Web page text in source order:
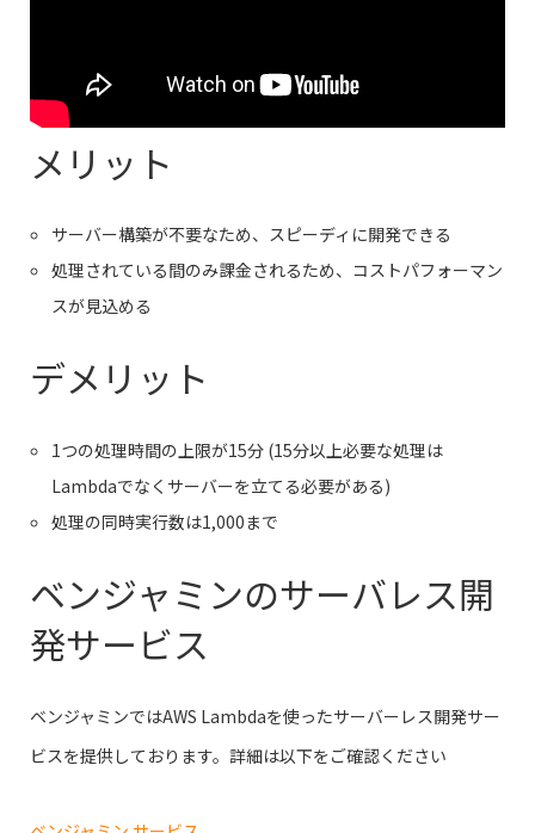
メリット
サーバー構築が不要なため、スピーディに開発できる
処理されている間のみ課金されるため、コストパフォーマン
スが見込める
デメリット
1つの処理時間の上限が15分 (15分以上必要な処理は
Lambdaでなくサーバーを立てる必要がある)
処理の同時実行数は1,000まで
ベンジャミンのサーバレス開
発サービス
ベンジャミンではAWS Lambdaを使ったサーバーレス開発サー
ビスを提供しております。詳細は以下をご確認ください